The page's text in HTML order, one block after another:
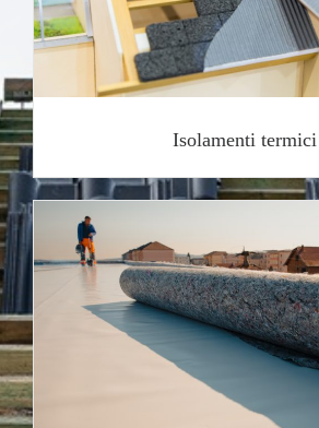
Isolamenti termici